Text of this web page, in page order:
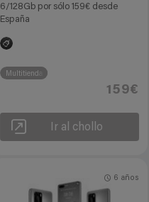
6/128Gb por sólo 159€ desde
España
Multitienda
159€
Ir al chollo
6 años